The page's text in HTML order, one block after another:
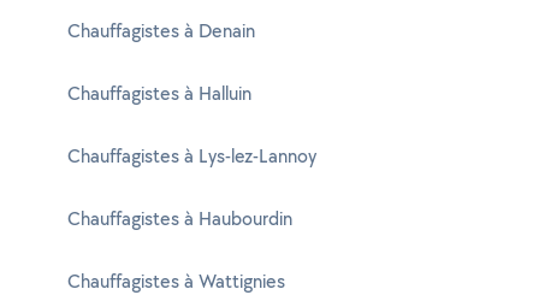
Chauffagistes à Denain
Chauffagistes à Halluin
Chauffagistes à Lys-lez-Lannoy
Chauffagistes à Haubourdin
Chauffagistes à Wattignies